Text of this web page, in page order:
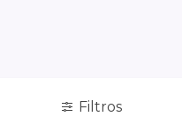
Filtros